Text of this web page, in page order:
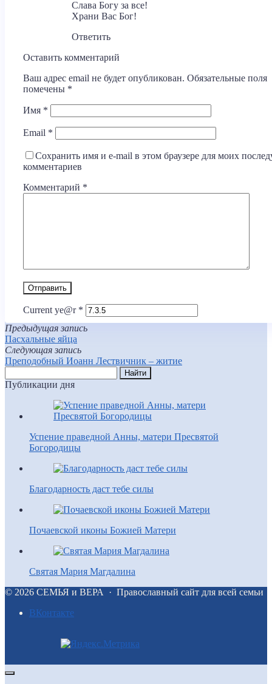
Слава Богу за все!
Храни Вас Бог!
Ответить
Оставить комментарий
Ваш адрес email не будет опубликован. Обязательные поля
помечены *
Имя *
Email *
Сохранить имя и e-mail в этом браузере для моих
комментариев
Комментарий *
Current ye@r *
Предыдущая запись
Пасхальные яйца
Следующая запись
Преподобный Иоанн Лествичник – житие
Публикации дня
Успение праведной Анны, матери Пресвятой
Богородицы
Благодарность даст тебе силы
Почаевской иконы Божией Матери
Святая Мария Магдалина
© 2026 СЕМЬЯ и ВЕРА · Православный сайт для всей семьи
BКонтакте